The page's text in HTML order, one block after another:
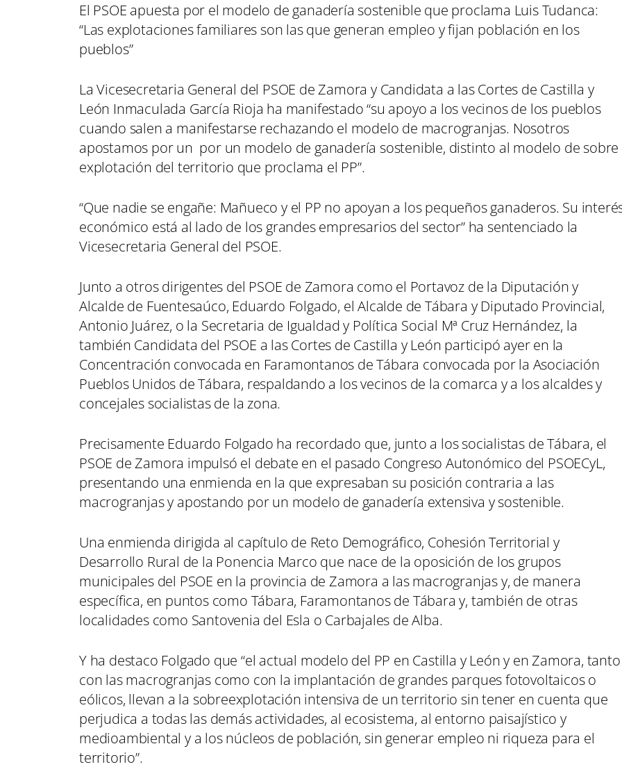
El PSOE apuesta por el modelo de ganadería sostenible que proclama Luis Tudanca:
“Las explotaciones familiares son las que generan empleo y fijan población en los
pueblos”
La Vicesecretaria General del PSOE de Zamora y Candidata a las Cortes de Castilla y
León Inmaculada García Rioja ha manifestado “su apoyo a los vecinos de los pueblos
cuando salen a manifestarse rechazando el modelo de macrogranjas. Nosotros
apostamos por un por un modelo de ganadería sostenible, distinto al modelo de sobre
explotación del territorio que proclama el PP”.
“Que nadie se engañe: Mañueco y el PP no apoyan a los pequeños ganaderos. Su
económico está al lado de los grandes empresarios del sector” ha sentenciado la
Vicesecretaria General del PSOE.
Junto a otros dirigentes del PSOE de Zamora como el Portavoz de la Diputación y
Alcalde de Fuentesaúco, Eduardo Folgado, el Alcalde de Tábara y Diputado Provincial,
Antonio Juárez, o la Secretaria de Igualdad y Política Social Mª Cruz Hernández, la
también Candidata del PSOE a las Cortes de Castilla y León participó ayer en la
Concentración convocada en Faramontanos de Tábara convocada por la Asociación
Pueblos Unidos de Tábara, respaldando a los vecinos de la comarca y a los alcaldes y
concejales socialistas de la zona.
Precisamente Eduardo Folgado ha recordado que, junto a los socialistas de Tábara, el
PSOE de Zamora impulsó el debate en el pasado Congreso Autonómico del PSOECyL,
presentando una enmienda en la que expresaban su posición contraria a las
macrogranjas y apostando por un modelo de ganadería extensiva y sostenible.
Una enmienda dirigida al capítulo de Reto Demográfico, Cohesión Territorial y
Desarrollo Rural de la Ponencia Marco que nace de la oposición de los grupos
municipales del PSOE en la provincia de Zamora a las macrogranjas y, de manera
específica, en puntos como Tábara, Faramontanos de Tábara y, también de otras
localidades como Santovenia del Esla o Carbajales de Alba.
Y ha destaco Folgado que “el actual modelo del PP en Castilla y León y en Zamora, tanto
con las macrogranjas como con la implantación de grandes parques fotovoltaicos o
eólicos, llevan a la sobreexplotación intensiva de un territorio sin tener en cuenta que
perjudica a todas las demás actividades, al ecosistema, al entorno paisajístico y
medioambiental y a los núcleos de población, sin generar empleo ni riqueza para el
territorio”.